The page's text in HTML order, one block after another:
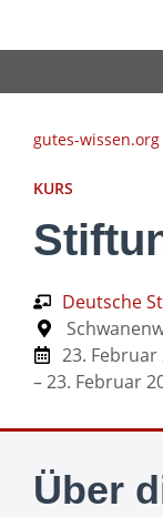
gutes-wissen.org
KURS
Deutsche
23. Februar
– 23. Februar
Über